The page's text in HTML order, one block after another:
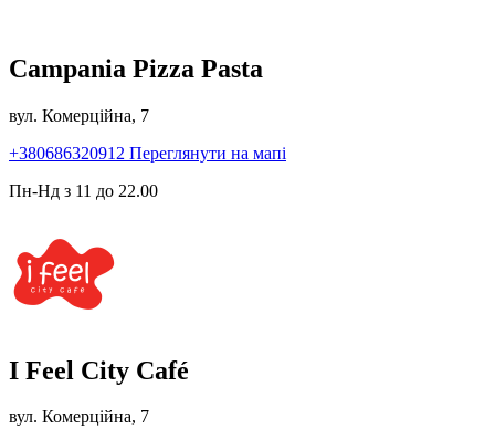
Campania Pizza Pasta
вул. Комерційна, 7
+380686320912 Переглянути на мапі
Пн-Нд з 11 до 22.00
I Feel City Café
вул. Комерційна, 7